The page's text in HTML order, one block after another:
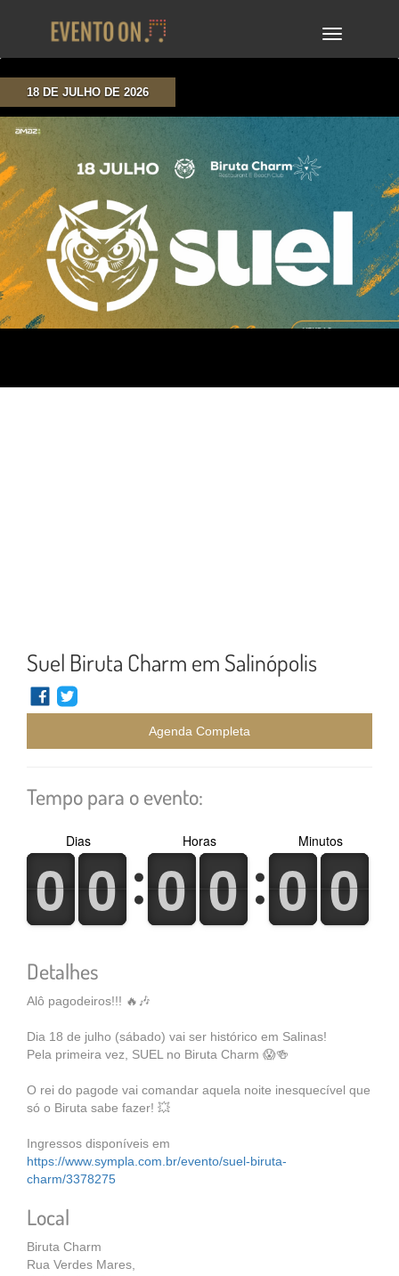
TOGGLE
18 DE JULHO DE 2026
Suel Biruta Charm em Salinópolis
Agenda Completa
Tempo para o evento:
0
0
1
1 0
0
1
1
Dias
0
0
1
1 0
0
1
1
Horas
0
0
1
1 0
0
1
1
Minutos
Detalhes
Alô pagodeiros!!! 🔥🎶
Dia 18 de julho (sábado) vai ser histórico em Salinas!
Pela primeira vez, SUEL no Biruta Charm 😱🍻
O rei do pagode vai comandar aquela noite inesquecível que
só o Biruta sabe fazer! 💥
Ingressos disponíveis em
https://www.sympla.com.br/evento/suel-biruta-
charm/3378275
Local
Biruta Charm
Rua Verdes Mares,